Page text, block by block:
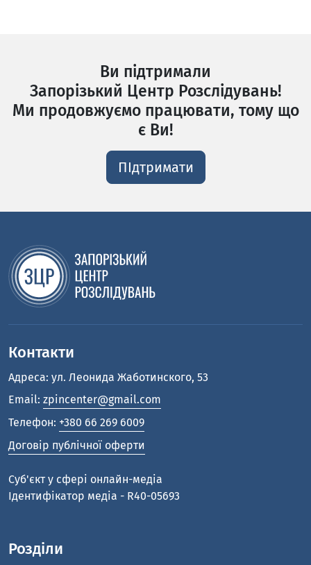
Ви підтримали
Запорізький Центр Розслідувань!
Ми продовжуємо працювати, тому що
є Ви!
ПІдтримати
Контакти
Адреса: ул. Леонида Жаботинского, 53
Email: zpincenter@gmail.com
Телефон: +380 66 269 6009
Договір публічної оферти
Cуб'єкт у сфері онлайн-медіа
Ідентифікатор медіа - R40-05693
Розділи